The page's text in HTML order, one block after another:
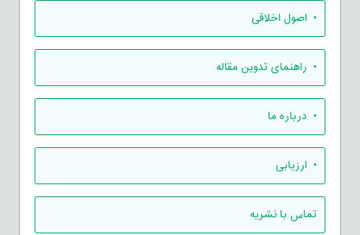
• اصول اخلاقی
• راهنمای تدوين مقاله
• درباره ما
• ارزيابی
تماس با نشریه